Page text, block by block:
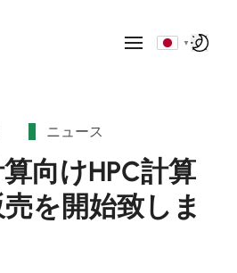
▼
ニュース
向けHPC計算
を開始致しま